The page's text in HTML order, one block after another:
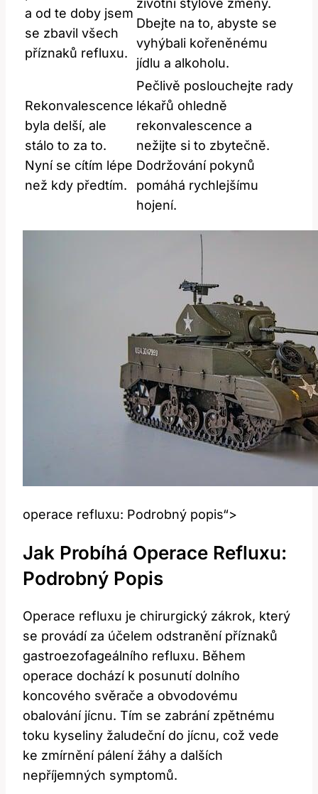
a od te ‌doby jsem
‌se zbavil všech
příznaků refluxu.
životní stylové změny.
Dbejte na to, abyste se
vyhýbali ⁣kořeněnému
jídlu⁣ a alkoholu.
Rekonvalescence
⁤byla delší, ale
⁢stálo to za to.
Nyní se cítím⁣ lépe
než kdy předtím.
Pečlivě poslouchejte⁣ rady
lékařů ohledně
rekonvalescence a
nežijte si to zbytečně.​
Dodržování pokynů
pomáhá rychlejšímu
hojení.
operace refluxu: Podrobný popis“>
Jak Probíhá⁣ Operace ⁣refluxu:
Podrobný Popis
Operace refluxu je chirurgický zákrok, který
se⁢ provádí za účelem odstranění příznaků
gastroezofageálního⁤ refluxu. Během
operace dochází‍ k posunutí dolního
koncového ‍svěrače a obvodovému
obalování jícnu. Tím se⁤ zabrání ‍zpětnému
toku ‌kyseliny​ žaludeční do ⁣jícnu, což vede
ke zmírnění pálení žáhy a​ dalších
nepříjemných ⁤symptomů.